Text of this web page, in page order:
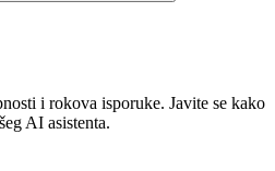
i rokova isporuke. Javite se kako
AI asistenta.